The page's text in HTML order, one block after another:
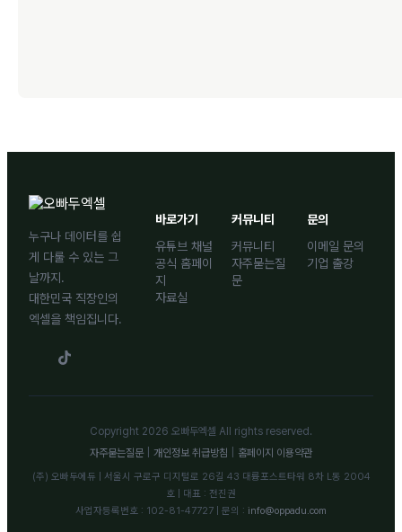
누구나 데이터를 쉽
게 다룰 수 있는 그
날까지.
대한민국 직장인의
엑셀을 책임집니다.
바로가기
유튜브 채널
공식 홈페이
지
자료실
커뮤니티
커뮤니티
자주묻는질
문
문의
이메일 문의
기업 출강
Copyright 2026 오빠두엑셀 All rights reserved.
자주묻는질문
개인정보 취급방침 홈페이지 이용약관
(주) 오빠두에듀 | 서울시 구로구 디지털로 26길 43 대륭포스트타워 8차 L동 2004
호 | 대표 : 전진권
사업자등록번호 : 102-81-47727 | 문의 : info@oppadu.com